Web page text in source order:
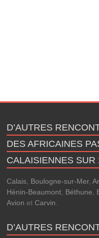
D’AUTRES
DES AFRICAINES
CALAISIENNES SUR
Calais Boulogne-sur-Mer,
Hénin-Beaumont Béthune
Avion et Carvin
D’AUTRES